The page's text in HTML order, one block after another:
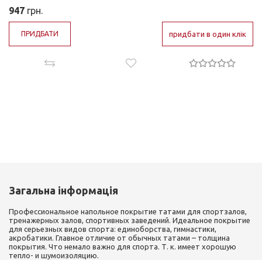
947 грн.
ПРИДБАТИ придбати в один клік
Загальна інформація
Профессиональное напольное покрытие татами для спортзалов,
тренажерных залов, спортивных заведений. Идеальное покрытие
для серьезных видов спорта: единоборства, гимнастики,
акробатики. Главное отличие от обычных татами – толщина
покрытия. Что немало важно для спорта. Т. к. имеет хорошую
тепло- и шумоизоляцию.